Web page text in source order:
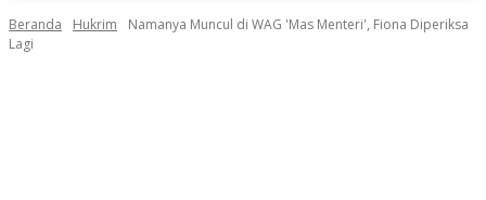
Beranda Hukrim
Namanya Muncul di WAG 'Mas Menteri', Fiona Diperiksa
Lagi